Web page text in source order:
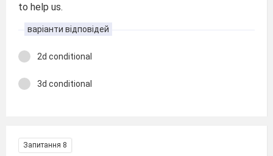
to help us.
варіанти відповідей
2d conditional
3d conditional
Запитання 8